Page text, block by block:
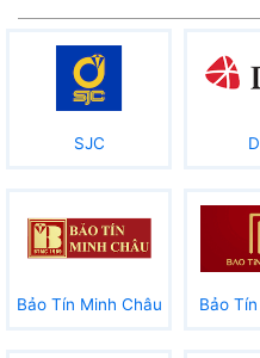
SJC
Bảo Tín Minh Châu Bảo